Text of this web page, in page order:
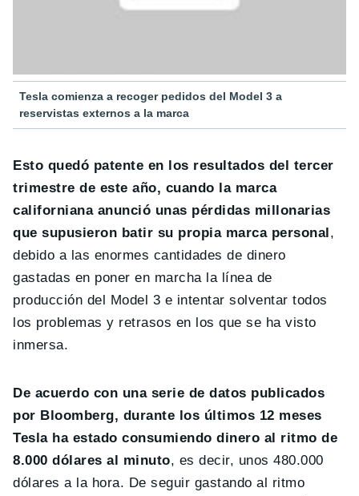
Tesla comienza a recoger pedidos del Model 3 a
reservistas externos a la marca
Esto quedó patente en los resultados del tercer
trimestre de este año, cuando la marca
californiana anunció unas pérdidas millonarias
que supusieron batir su propia marca personal,
debido a las enormes cantidades de dinero
gastadas en poner en marcha la línea de
producción del Model 3 e intentar solventar todos
los problemas y retrasos en los que se ha visto
inmersa.
De acuerdo con una serie de datos publicados
por Bloomberg, durante los últimos 12 meses
Tesla ha estado consumiendo dinero al ritmo de
8.000 dólares al minuto, es decir, unos 480.000
dólares a la hora. De seguir gastando al ritmo